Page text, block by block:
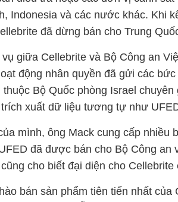
Indonesia và các nước khác. Khi
đã dừng bán cho Trung
giữa Cellebrite và Bộ Công an
động nhân quyền đã gửi các
Bộ Quốc phòng Israel
xuất dữ liệu tương tự như
mình, ông Mack cung cấp nhiều
đã được bán cho Bộ Công
cho biết đại diện cho
bán sản phẩm tiên tiến nhất của